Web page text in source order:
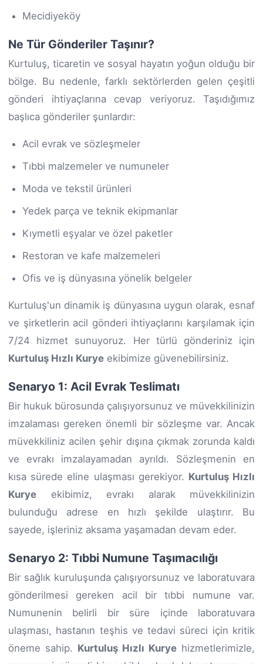
Mecidiyeköy
Ne Tür Gönderiler Taşınır?
Kurtuluş, ticaretin ve sosyal hayatın yoğun olduğu bir
bölge. Bu nedenle, farklı sektörlerden gelen çeşitli
gönderi ihtiyaçlarına cevap veriyoruz. Taşıdığımız
başlıca gönderiler şunlardır:
Acil evrak ve sözleşmeler
Tıbbi malzemeler ve numuneler
Moda ve tekstil ürünleri
Yedek parça ve teknik ekipmanlar
Kıymetli eşyalar ve özel paketler
Restoran ve kafe malzemeleri
Ofis ve iş dünyasına yönelik belgeler
Kurtuluş'un dinamik iş dünyasına uygun olarak, esnaf
ve şirketlerin acil gönderi ihtiyaçlarını karşılamak için
7/24 hizmet sunuyoruz. Her türlü gönderiniz için
Kurtuluş Hızlı Kurye ekibimize güvenebilirsiniz.
Senaryo 1: Acil Evrak Teslimatı
Bir hukuk bürosunda çalışıyorsunuz ve müvekkilinizin
imzalaması gereken önemli bir sözleşme var. Ancak
müvekkiliniz acilen şehir dışına çıkmak zorunda kaldı
ve evrakı imzalayamadan ayrıldı. Sözleşmenin en
kısa sürede eline ulaşması gerekiyor. Kurtuluş Hızlı
Kurye ekibimiz, evrakı alarak müvekkilinizin
bulunduğu adrese en hızlı şekilde ulaştırır. Bu
sayede, işleriniz aksama yaşamadan devam eder.
Senaryo 2: Tıbbi Numune Taşımacılığı
Bir sağlık kuruluşunda çalışıyorsunuz ve laboratuvara
gönderilmesi gereken acil bir tıbbi numune var.
Numunenin belirli bir süre içinde laboratuvara
ulaşması, hastanın teşhis ve tedavi süreci için kritik
öneme sahip. Kurtuluş Hızlı Kurye hizmetlerimizle,